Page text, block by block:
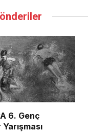
6. Genç